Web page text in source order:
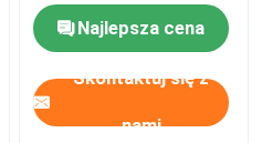
453564222111-B
Najlepsza cena
Skontaktuj się z
nami